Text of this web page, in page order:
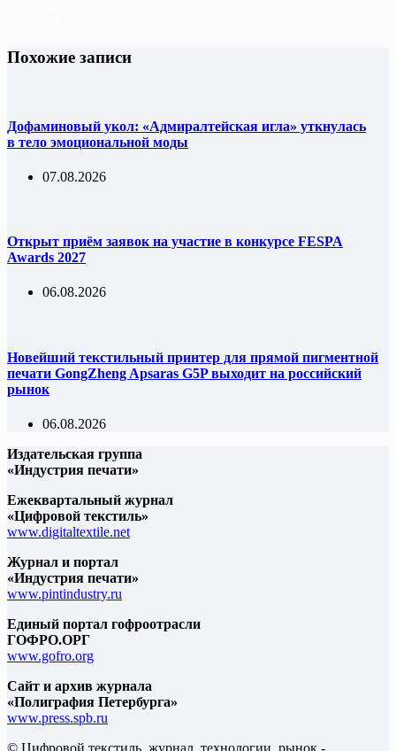
Похожие записи
Дофаминовый укол: «Адмиралтейская игла» уткнулась
в тело эмоциональной моды
07.08.2026
Открыт приём заявок на участие в конкурсе FESPA
Awards 2027
06.08.2026
Новейший текстильный принтер для прямой пигментной
печати GongZheng Apsaras G5P выходит на российский
рынок
06.08.2026
Издательская группа
«Индустрия печати»
Ежеквартальный журнал
«Цифровой текстиль»
www.digitaltextile.net
Журнал и портал
«Индустрия печати»
www.pintindustry.ru
Единый портал гофроотрасли
ГОФРО.ОРГ
www.gofro.org
Сайт и архив журнала
«Полиграфия Петербурга»
www.press.spb.ru
© Цифровой текстиль, журнал, технологии, рынок -